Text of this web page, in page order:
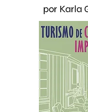
por Karla